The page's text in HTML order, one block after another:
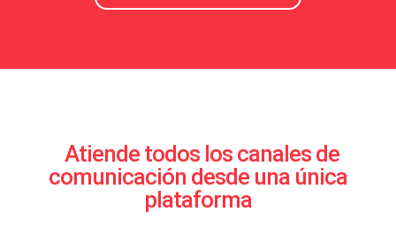
Atiende todos los canales de
comunicación desde una única
plataforma